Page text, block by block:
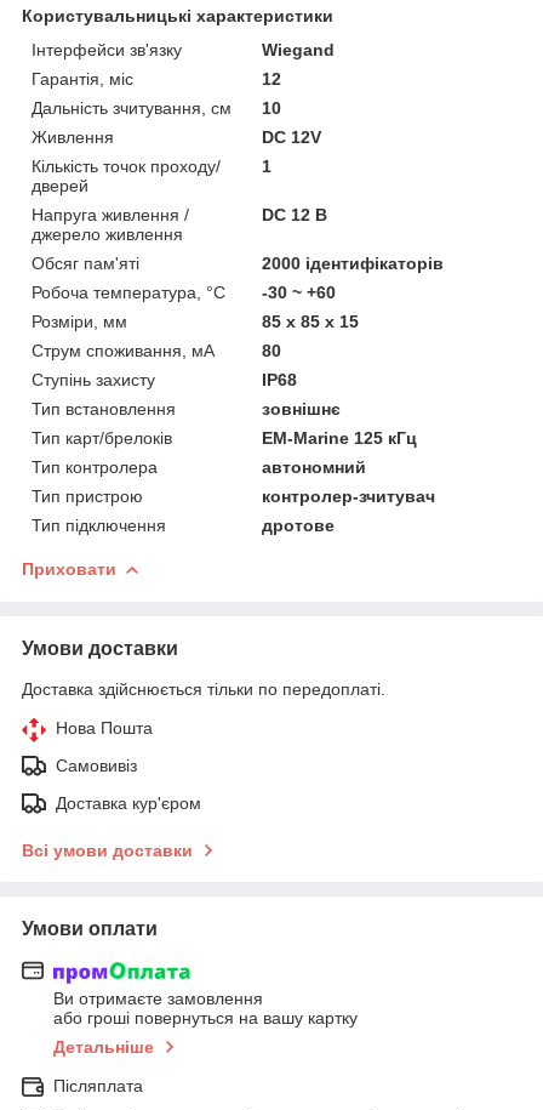
Користувальницькі характеристики
Інтерфейси зв'язку
Wiegand
Гарантія, міс
12
Дальність зчитування, см
10
Живлення
DC 12V
Кількість точок проходу/
дверей
1
Напруга живлення /
джерело живлення
DC 12 В
Обсяг пам'яті
2000 ідентифікаторів
Робоча температура, °C
-30 ~ +60
Розміри, мм
85 х 85 х 15
Струм споживання, мА
80
Ступінь захисту
IP68
Тип встановлення
зовнішнє
Тип карт/брелоків
EM-Marine 125 кГц
Тип контролера
автономний
Тип пристрою
контролер-зчитувач
Тип підключення
дротове
Приховати
Умови доставки
Доставка здійснюється тільки по передоплаті.
Нова Пошта
Самовивіз
Доставка кур'єром
Всі умови доставки
Умови оплати
Ви отримаєте замовлення
або гроші повернуться на вашу картку
Детальніше
Післяплата